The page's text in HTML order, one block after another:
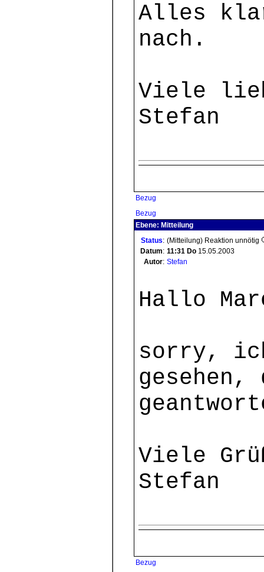
Alles
nach.
Viele
Stefan
Bezug
Bezug
Ebene: Mitteilung
Status: (Mitteilung) Reaktion unnötig
Datum: 11:31 Do 15.05.2003
Autor: Stefan
Hallo
sorry,
gesehen,
Viele
Stefan
Bezug